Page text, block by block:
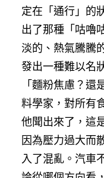
定在「通行」的
出了那種「咕嚕
淡的、熱氣騰騰
發出一種難以名
「麵粉焦慮？
料學家，對所有
他聞出來了，這
因為壓力過大而
入了混亂。汽車